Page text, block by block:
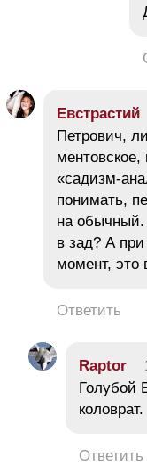
Евстрастий
Петрович,
«садизм-
понимать,
на обычный.
в зад? А
момент, это
Ответить
Raptor
Голубой
коловрат.
Ответить